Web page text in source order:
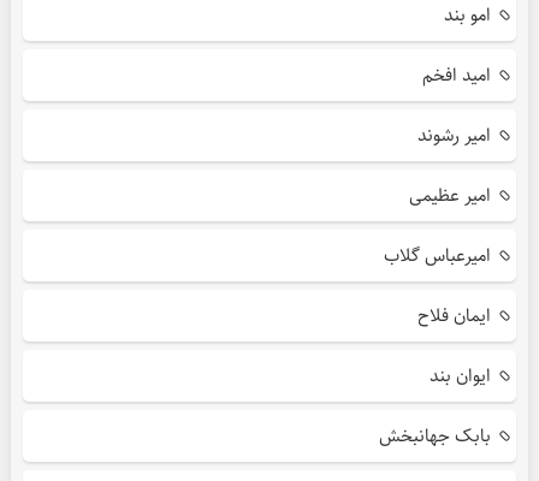
امو بند
امید افخم
امیر رشوند
امیر عظیمی
امیرعباس گلاب
ایمان فلاح
ایوان بند
بابک جهانبخش